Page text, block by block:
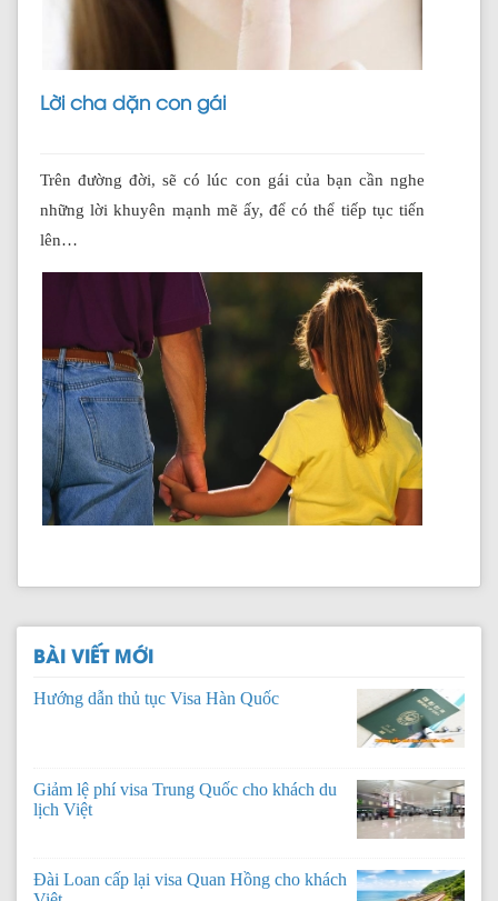
Lời cha dặn con gái
Trên đường đời, sẽ có lúc con gái của bạn cần nghe
những lời khuyên mạnh mẽ ấy, để có thể tiếp tục tiến
lên…
BÀI VIẾT MỚI
Hướng dẫn thủ tục Visa Hàn Quốc
Giảm lệ phí visa Trung Quốc cho khách du
lịch Việt
Đài Loan cấp lại visa Quan Hồng cho khách